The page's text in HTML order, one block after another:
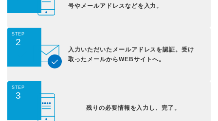
号やメールアドレスなどを入力。
STEP
2
入力いただいた メールアドレスを認証。受け
取ったメールからWEBサイトへ。
STEP
3
残りの必要情報を入力し、完了。